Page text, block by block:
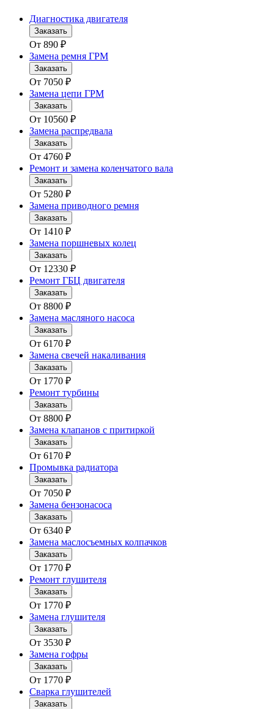
Диагностика двигателя
Заказать
От 890 ₽
Замена ремня ГРМ
Заказать
От 7050 ₽
Замена цепи ГРМ
Заказать
От 10560 ₽
Замена распредвала
Заказать
От 4760 ₽
Ремонт и замена коленчатого вала
Заказать
От 5280 ₽
Замена приводного ремня
Заказать
От 1410 ₽
Замена поршневых колец
Заказать
От 12330 ₽
Ремонт ГБЦ двигателя
Заказать
От 8800 ₽
Замена масляного насоса
Заказать
От 6170 ₽
Замена свечей накаливания
Заказать
От 1770 ₽
Ремонт турбины
Заказать
От 8800 ₽
Замена клапанов с притиркой
Заказать
От 6170 ₽
Промывка радиатора
Заказать
От 7050 ₽
Замена бензонасоса
Заказать
От 6340 ₽
Замена маслосъемных колпачков
Заказать
От 1770 ₽
Ремонт глушителя
Заказать
От 1770 ₽
Замена глушителя
Заказать
От 3530 ₽
Замена гофры
Заказать
От 1770 ₽
Сварка глушителей
Заказать